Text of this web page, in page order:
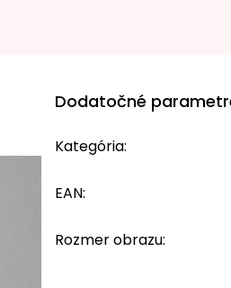
Dodatočné
Kategória:
EAN:
Rozmer obrazu: